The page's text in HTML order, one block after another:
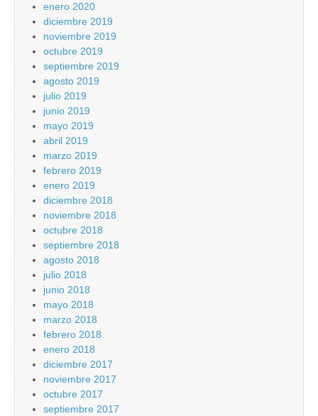
enero 2020
diciembre 2019
noviembre 2019
octubre 2019
septiembre 2019
agosto 2019
julio 2019
junio 2019
mayo 2019
abril 2019
marzo 2019
febrero 2019
enero 2019
diciembre 2018
noviembre 2018
octubre 2018
septiembre 2018
agosto 2018
julio 2018
junio 2018
mayo 2018
marzo 2018
febrero 2018
enero 2018
diciembre 2017
noviembre 2017
octubre 2017
septiembre 2017